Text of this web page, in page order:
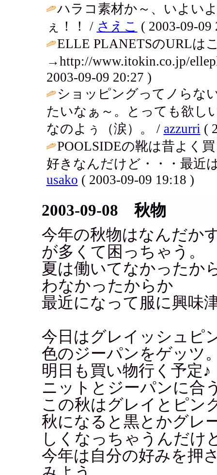
ハラコ素材か～、いよい
ぇ！！ / さえこ ( 2003-09-09
ELLE PLANETSのURLは
→http://www.itokin.co.jp/
2003-09-09 20:27 )
ショッピングってノらな
たいなぁ～。とっても欲し
なのよぅ（涙）。 / azzurri (
POOLSIDEの靴は昔よく
好きなんだけど・・・最近
usako ( 2003-09-09 19:18 )
2003-09-08 秋物
今年の秋物はなんだか
が多くて困っちゃう。
夏は働いてなかったか
わなかったからか
最近になって服に興味
今日はグレイッシュピ
色のジーパンをゲッツ
明日も買い物行く予定♪
ニットとジーパンに合
この秋はグレイとピン
秋になると黒とかグレ
しくなっちゃうんだけ
今年は自分の好みを押